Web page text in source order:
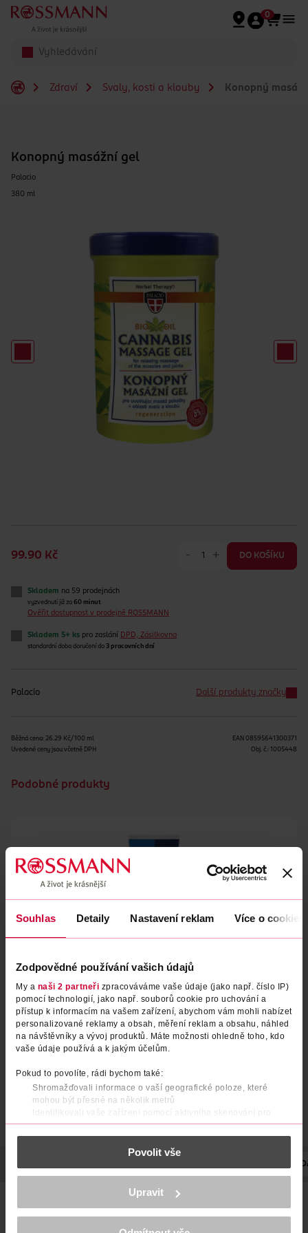
Souhlas Detaily Nastavení reklam Více o cookies
Zodpovědné používání vašich údajů
My a naši 2 partneři zpracováváme vaše údaje (jako např. číslo IP)
pomocí technologií, jako např. souborů cookie pro uchování a
přístup k informacím na vašem zařízení, abychom vám mohli nabízet
personalizované reklamy a obsah, měření reklam a obsahu, náhled
na návštěvníky a vývoj produktů. Máte možnosti ohledně toho, kdo
vaše údaje používá a k jakým účelům.
Pokud to povolíte, rádi bychom také:
Shromažďovali informace o vaší geografické poloze, které
mohou být přesné na několik metrů
Identifikovali vaše zařízení pomocí aktivního skenování pro
konkrétní charakteristiky (otisk prstu)
Zjistěte více o tom, jak zpracováváme vaše osobní údaje, a nastavte
části s podrobnostmi . Svůj souhlas můžete kdykoliv
K provozu stránek, personalizaci obsahu a reklam, funkcí sociálních
médií, analýze návštěvnosti, které mohou nést osobní údaje.
Více najdete vprohlášení o ochraně osobních údajů.
Povolit vše
Upravit
Přeskočit na hlavmní obsah
0
Zdraví Svaly, kosti a klouby Konopný
Konopný masážní gel
Palacio
380 ml
99.90 Kč - + DO KOŠÍKU
Skladem na 59 prodejnách
vyzvednutí již za 60 minut
Ověřit dostupnost v prodejně ROSSMANN
Skladem 5+ ks pro zaslání DPD, Zásilkovna
standardní doba doručení do 3 pracovních dní
Palacio Další produkty značky
Běžná cena: 26.29 Kč/100 ml
Uvedené ceny jsou včetně DPH
EAN 08595641300371
Obj. č.: 1005448
Podobné produkty
Francovkový masážní gel
100 ml
79.90 Kč
Obj. č.: 578721
VÝROBCE/
Přírodní receptura bylinného gelu s konopným olejem,
mentholem a výtažky z kaštanu, kostivalu, kafru a